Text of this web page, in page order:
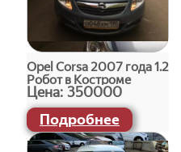
Opel Corsa 2007 года 1.2
Робот в Костроме
Цена: 350000
Подробнее